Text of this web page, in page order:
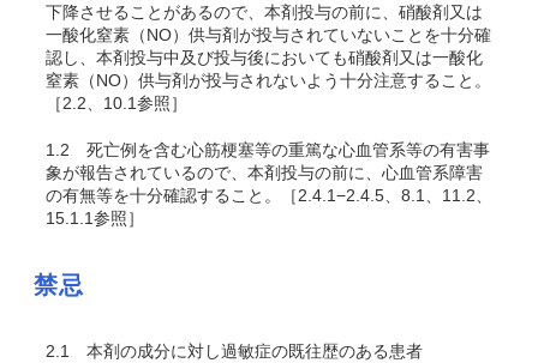
下降させることがあるので、本剤投与の前に、硝酸剤又は
一酸化窒素（NO）供与剤が投与されていないことを十分確
認し、本剤投与中及び投与後においても硝酸剤又は一酸化
窒素（NO）供与剤が投与されないよう十分注意すること。
［2.2、10.1参照］
1.2 死亡例を含む心筋梗塞等の重篤な心血管系等の有害事
象が報告されているので、本剤投与の前に、心血管系障害
の有無等を十分確認すること。［2.4.1−2.4.5、8.1、11.2、
15.1.1参照］
禁忌
2.1 本剤の成分に対し過敏症の既往歴のある患者